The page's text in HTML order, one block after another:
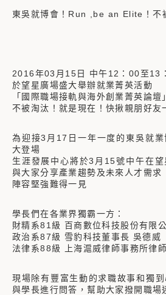
東吳就博會！Run ,be an Elite！不
2016年03月15日 中午12：00至13
於望星廣場盛大舉辦就業菁英活動
「國際職場接軌與海外創業菁英論壇」
不被淘汰！就是現在！快揪親朋好友
為迎接3月17日一年一度的東吳就
大登場
生涯發展中心將於3月15號中午在
與大家分享產業趨勢及未來人才需求
陣容堅強難得一見
學長們在各業界獨霸一方：
財精系81級 百商數位科技股份有限
政治系87級 雪豹科技董事長 吳德威
法律系88級 上海滬威律師事務所律
現場除有豐富生動的求職故事和獨
與學長進行問答，幫助大家撥開職場